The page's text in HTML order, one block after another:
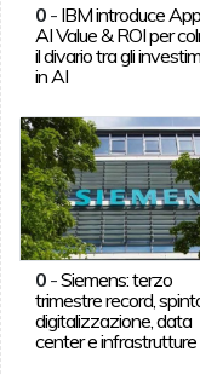
0- IBM introduce
AI Value & ROI per
il divario tra gli
in AI
0-Siemens: terzo
trimestre record,
digitalizzazione, data
center e infrastrutture